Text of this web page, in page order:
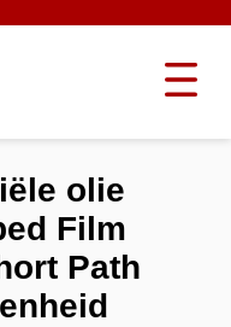
olie
Film
Path